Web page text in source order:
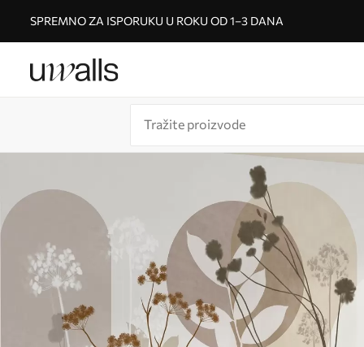
SPREMNO ZA ISPORUKU U ROKU OD 1–3 DANA